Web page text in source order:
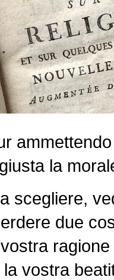
la
scegliere,
due
vostra